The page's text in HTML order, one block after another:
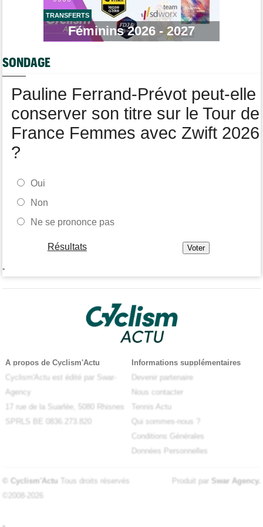
Tour de France Femmes
Ferrand-Prévot : "Pour le général, c'est irrécupérable..."
Les vidéos de cyclisme sur Dailymotion : Cyclism'Actu TV
Tour de Burgos
TRANSFERTS
Féminins 2026 - 2027
SONDAGE
Pauline Ferrand-Prévot peut-elle
conserver son titre sur le Tour de
France Femmes avec Zwift 2026
?
Oui
Non
Ne se prononce pas
Résultats
-
A propos de Cyclism'Actu
Cyclism'Actu est édité par Swar-
Agency
17 rue de la Suarlée, 5080 Rhisnes
SPRLS BE 0836.273.820
Informations supplémentaires
Devenir partenaire
Nous contacter
Tennis Actu
Qui sommes-nous ?
Conditions Générales
Données Personnelles
© Cyclism'Actu Tous droits réservés
©2008-2026
Produit par Swar Agency.